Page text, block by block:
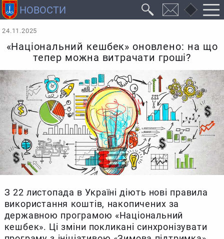
24.11.2025
«Національний кешбек» оновлено: на що
тепер можна витрачати гроші?
З 22 листопада в Україні діють нові правила
використання коштів, накопичених за
державною програмою «Національний
кешбек». Ці зміни покликані синхронізувати